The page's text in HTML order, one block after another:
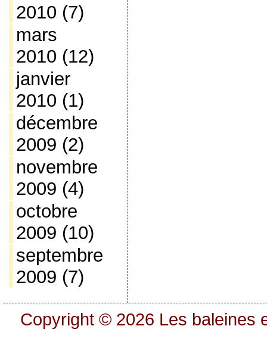
2010 (7)
mars
2010 (12)
janvier
2010 (1)
décembre
2009 (2)
novembre
2009 (4)
octobre
2009 (10)
septembre
2009 (7)
Copyright © 2026 Les baleines